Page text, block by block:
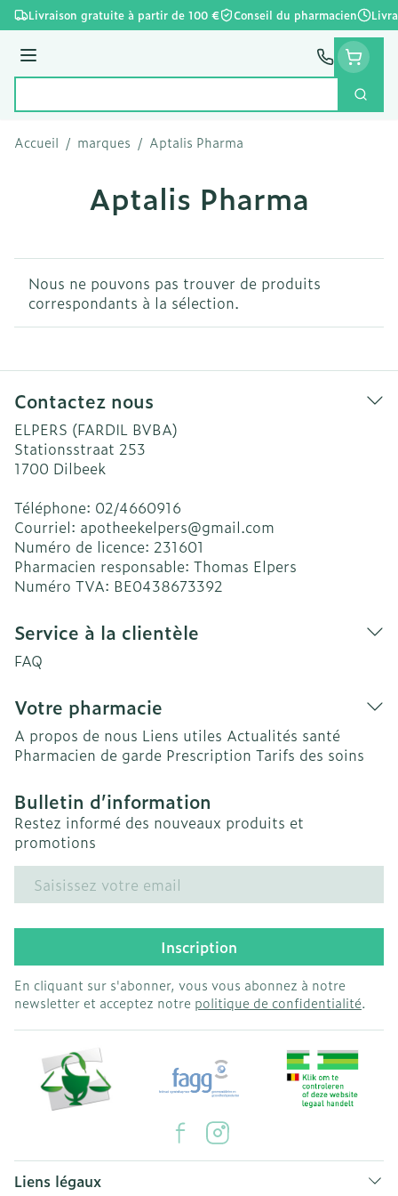
Aller au contenu
Livraison gratuite à partir de 100 € Conseil du pharmacien
Menu
Accueil / marques / Aptalis Pharma
Aptalis Pharma
Nous ne pouvons pas trouver de produits
correspondants à la sélection.
Contactez nous
ELPERS (FARDIL BVBA)
Stationsstraat 253
1700 Dilbeek
Téléphone: 02/4660916
Courriel: apotheekelpers@gmail.com
Numéro de licence: 231601
Pharmacien responsable: Thomas Elpers
Numéro TVA: BE0438673392
Service à la clientèle
FAQ
Votre pharmacie
A propos de nous Liens utiles Actualités santé
Pharmacien de garde Prescription Tarifs des soins
Bulletin d’information
Restez informé des nouveaux produits et
promotions
Adresse mail
Inscription
En cliquant sur s'abonner, vous vous abonnez à notre
newsletter et acceptez notre politique de confidentialité.
Liens légaux